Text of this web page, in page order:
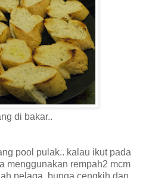
di bakar..
pool pulak.. kalau ikut pada
menggunakan rempah2 mcm
pelaga, bunga cengkih dan